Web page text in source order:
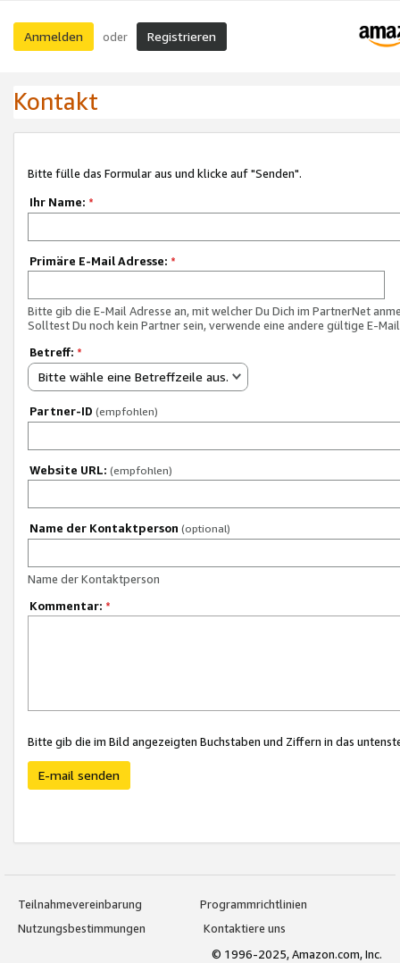
Anmelden oder Registrieren
Kontakt
Bitte fülle das Formular aus und klicke auf "Senden".
Ihr Name: *
Primäre E-Mail Adresse: *
Bitte gib die E-Mail Adresse an, mit welcher Du Dich im PartnerNet
Solltest Du noch kein Partner sein, verwende eine andere gültige E-
Betreff: *
Bitte wähle eine Betreffzeile aus.
Partner-ID (empfohlen)
Website URL: (empfohlen)
Name der Kontaktperson (optional)
Name der Kontaktperson
Kommentar: *
Bitte gib die im Bild angezeigten Buchstaben und Ziffern in das
E-mail senden
Teilnahmevereinbarung
Programmrichtlinien
Nutzungsbestimmungen
Kontaktiere uns
© 1996-2025, Amazon.com, Inc.